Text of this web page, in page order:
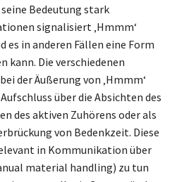
Bedeutung stark
signalisiert ‚Hmmm‘
es in anderen Fällen eine Form
kann. Die verschiedenen
der Äußerung von ‚Hmmm‘
über die Absichten des
des aktiven Zuhörens oder als
von Bedenkzeit. Diese
in Kommunikation über
material handling) zu tun